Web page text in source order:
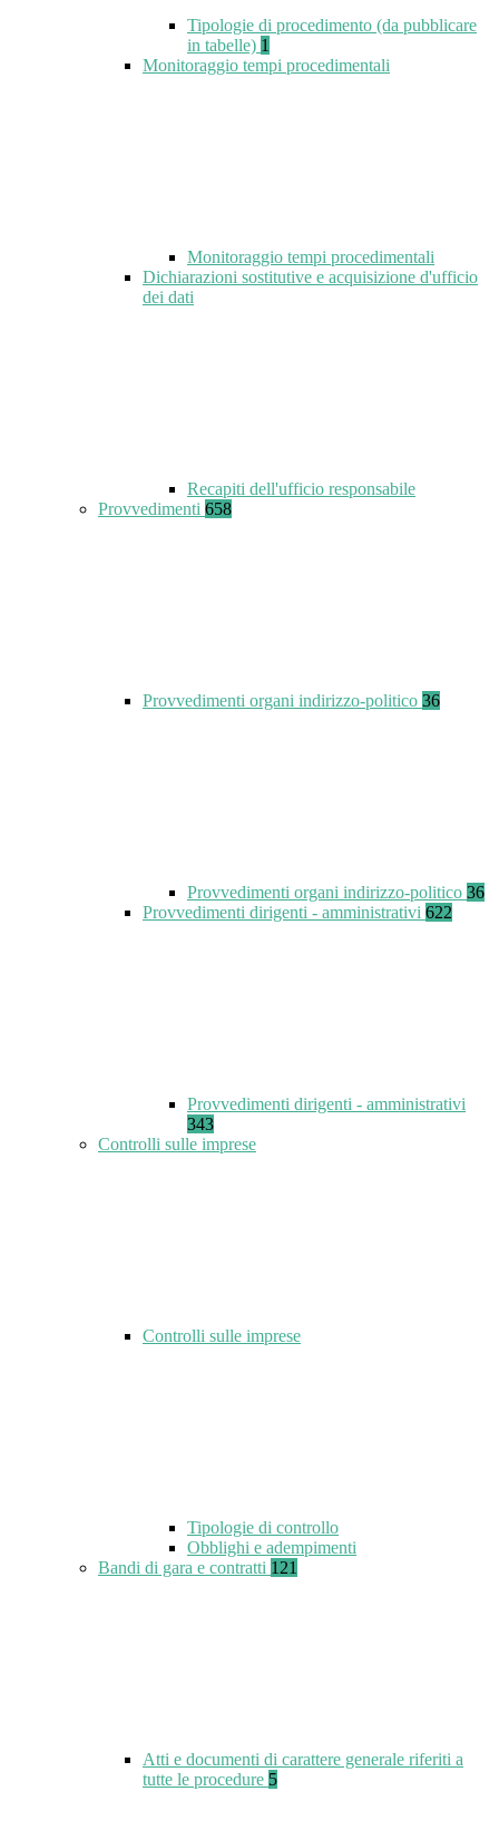
Tipologie di procedimento (da pubblicare
in tabelle) 1
Monitoraggio tempi procedimentali
Monitoraggio tempi procedimentali
Dichiarazioni sostitutive e acquisizione d'ufficio
dei dati
Recapiti dell'ufficio responsabile
Provvedimenti 658
Provvedimenti organi indirizzo-politico 36
Provvedimenti organi indirizzo-politico 36
Provvedimenti dirigenti - amministrativi 622
Provvedimenti dirigenti - amministrativi
343
Controlli sulle imprese
Controlli sulle imprese
Tipologie di controllo
Obblighi e adempimenti
Bandi di gara e contratti 121
Atti e documenti di carattere generale riferiti a
tutte le procedure 5